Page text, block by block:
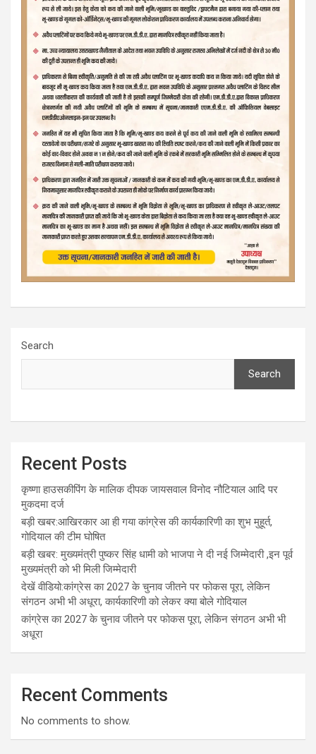
Search
Search
Recent Posts
कृष्णा हाउसकीपिंग के मालिक दीपक जायसवाल विनोद नौटियाल आदि पर
मुकदमा दर्ज
बड़ी खबर:आखिरकार आ ही गया कांग्रेस की कार्यकारिणी का शुभ मुहूर्त,
गोदियाल की टीम घोषित
बड़ी खबर: मुख्यमंत्री पुष्कर सिंह धामी को भाजपा ने दी नई जिम्मेदारी ,इन पूर्व
मुख्यमंत्री को भी मिली जिम्मेदारी
देखें वीडियो:कांग्रेस का 2027 के चुनाव जीतने पर फोकस पूरा, लेकिन
संगठन अभी भी अधूरा, कार्यकारिणी को लेकर क्या बोले गोदियाल
कांग्रेस का 2027 के चुनाव जीतने पर फोकस पूरा, लेकिन संगठन अभी भी
अधूरा
Recent Comments
No comments to show.